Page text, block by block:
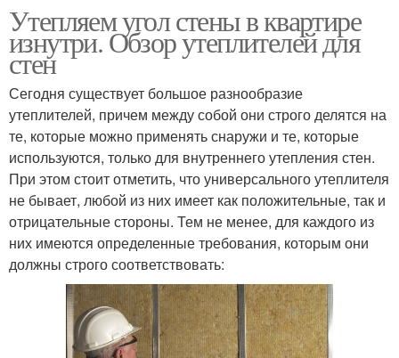
Утепляем угол стены в квартире
изнутри. Обзор утеплителей для
стен
Сегодня существует большое разнообразие
утеплителей, причем между собой они строго делятся на
те, которые можно применять снаружи и те, которые
используются, только для внутреннего утепления стен.
При этом стоит отметить, что универсального утеплителя
не бывает, любой из них имеет как положительные, так и
отрицательные стороны. Тем не менее, для каждого из
них имеются определенные требования, которым они
должны строго соответствовать: